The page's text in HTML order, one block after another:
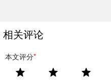
相关评论
本文评分*